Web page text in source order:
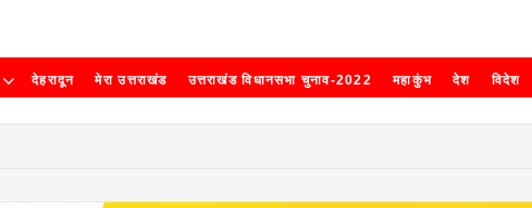
देहरादून मेरा उत्तराखंड उत्तराखंड विधानसभा चुनाव-2022 महाकुंभ देश विदेश